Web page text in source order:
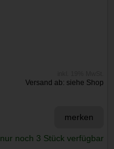
Versand ab: siehe Shop
merken
nur noch 3 Stück verfügbar